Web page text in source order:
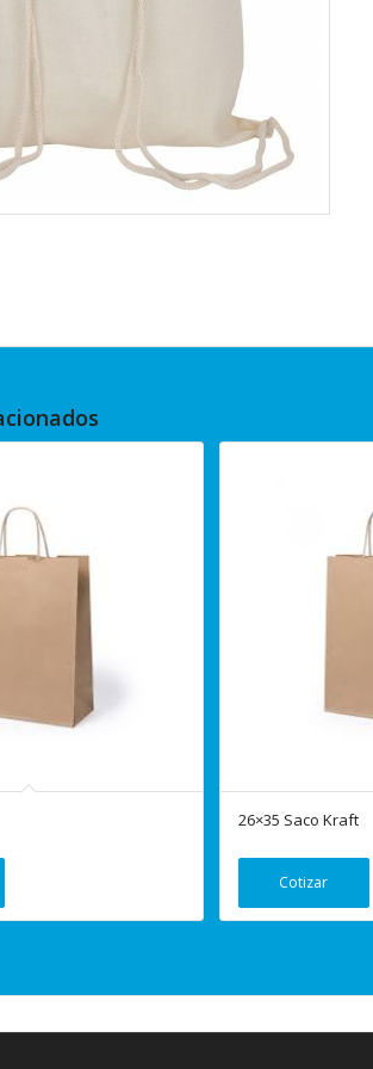
26×35 Saco Kraft
Cotizar